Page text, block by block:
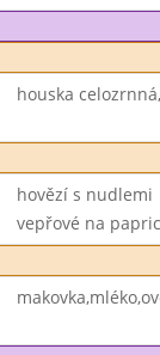
houska
hovězí s nudlemi
vepřové na